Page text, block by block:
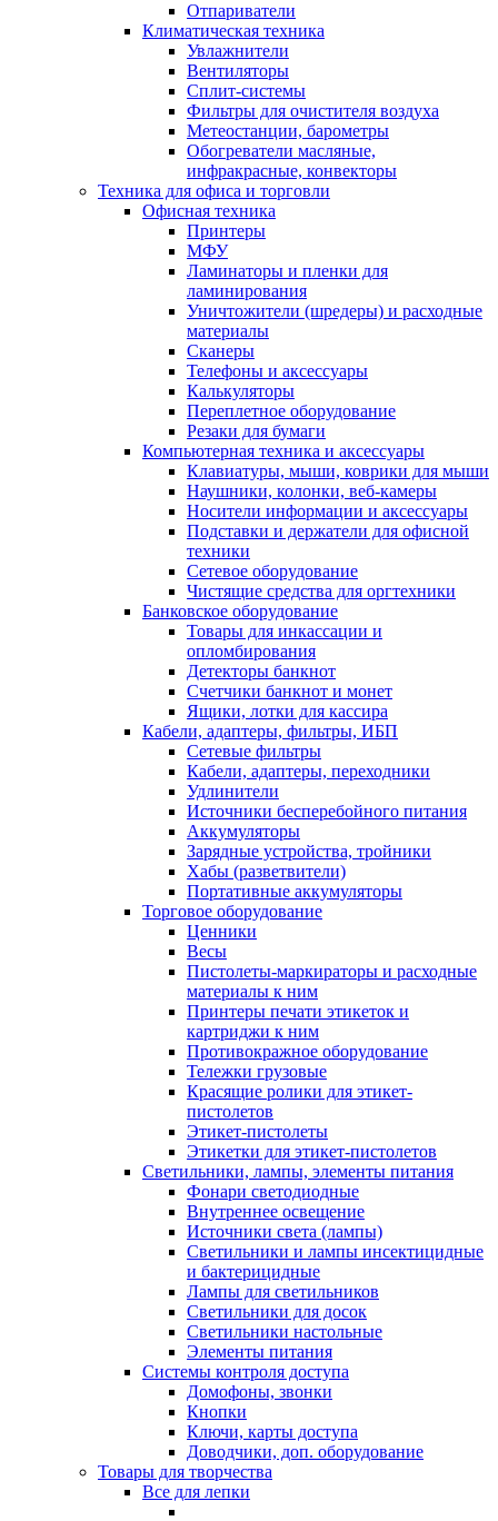
Отпариватели
Климатическая техника
Увлажнители
Вентиляторы
Сплит-системы
Фильтры для очистителя воздуха
Метеостанции, барометры
Обогреватели масляные,
инфракрасные, конвекторы
Техника для офиса и торговли
Офисная техника
Принтеры
МФУ
Ламинаторы и пленки для
ламинирования
Уничтожители (шредеры) и расходные
материалы
Сканеры
Телефоны и аксессуары
Калькуляторы
Переплетное оборудование
Резаки для бумаги
Компьютерная техника и аксессуары
Клавиатуры, мыши, коврики для мыши
Наушники, колонки, веб-камеры
Носители информации и аксессуары
Подставки и держатели для офисной
техники
Сетевое оборудование
Чистящие средства для оргтехники
Банковское оборудование
Товары для инкассации и
опломбирования
Детекторы банкнот
Счетчики банкнот и монет
Ящики, лотки для кассира
Кабели, адаптеры, фильтры, ИБП
Сетевые фильтры
Кабели, адаптеры, переходники
Удлинители
Источники бесперебойного питания
Аккумуляторы
Зарядные устройства, тройники
Хабы (разветвители)
Портативные аккумуляторы
Торговое оборудование
Ценники
Весы
Пистолеты-маркираторы и расходные
материалы к ним
Принтеры печати этикеток и
картриджи к ним
Противокражное оборудование
Тележки грузовые
Красящие ролики для этикет-
пистолетов
Этикет-пистолеты
Этикетки для этикет-пистолетов
Светильники, лампы, элементы питания
Фонари светодиодные
Внутреннее освещение
Источники света (лампы)
Светильники и лампы инсектицидные
и бактерицидные
Лампы для светильников
Светильники для досок
Светильники настольные
Элементы питания
Системы контроля доступа
Домофоны, звонки
Кнопки
Ключи, карты доступа
Доводчики, доп. оборудование
Товары для творчества
Все для лепки